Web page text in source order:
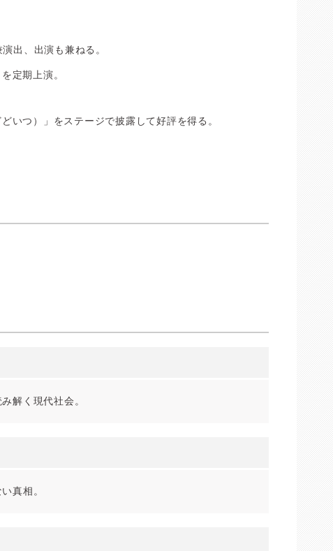
出、出演も兼ねる。
定期上演。
いつ）」をステージで披露して好評を得る。
解く現代社会。
真相。